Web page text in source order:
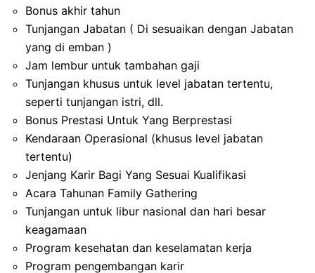
Bonus akhir tahun
Tunjangan Jabatan ( Di sesuaikan dengan Jabatan
yang di emban )
Jam lembur untuk tambahan gaji
Tunjangan khusus untuk level jabatan tertentu,
seperti tunjangan istri, dll.
Bonus Prestasi Untuk Yang Berprestasi
Kendaraan Operasional (khusus level jabatan
tertentu)
Jenjang Karir Bagi Yang Sesuai Kualifikasi
Acara Tahunan Family Gathering
Tunjangan untuk libur nasional dan hari besar
keagamaan
Program kesehatan dan keselamatan kerja
Program pengembangan karir